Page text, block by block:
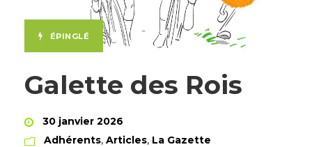
ÉPINGLÉ
Galette des Rois
30 janvier 2026
Adhérents, Articles, La Gazette